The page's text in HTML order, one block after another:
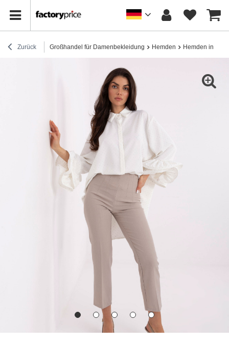
Zurück Großhandel für Damenbekleidung Hemden Hemden in